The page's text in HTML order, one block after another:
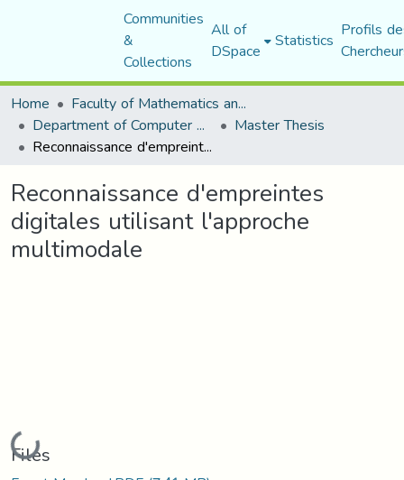
Communities
&
Collections
All of
DSpace Statistics Profils
Home
Faculty of Mathematics and Computer Science
Department of Computer Science Master Thesis
Reconnaissance d'empreintes digitales utilisant l'approche multimodale
Reconnaissance d'empreintes
digitales utilisant l'approche
multimodale
Loading...
Files